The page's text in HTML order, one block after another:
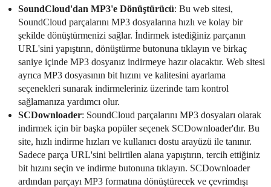
SoundCloud'dan MP3'e Dönüştürücü: Bu web sitesi,
SoundCloud parçalarını MP3 dosyalarına hızlı ve kolay bir
şekilde dönüştürmenizi sağlar. İndirmek istediğiniz parçanın
URL'sini yapıştırın, dönüştürme butonuna tıklayın ve birkaç
saniye içinde MP3 dosyanız indirmeye hazır olacaktır. Web sitesi
ayrıca MP3 dosyasının bit hızını ve kalitesini ayarlama
seçenekleri sunarak indirmeleriniz üzerinde tam kontrol
sağlamanıza yardımcı olur.
SCDownloader: SoundCloud parçalarını MP3 dosyaları olarak
indirmek için bir başka popüler seçenek SCDownloader'dır. Bu
site, hızlı indirme hızları ve kullanıcı dostu arayüzü ile tanınır.
Sadece parça URL'sini belirtilen alana yapıştırın, tercih ettiğiniz
bit hızını seçin ve indirme butonuna tıklayın. SCDownloader
ardından parçayı MP3 formatına dönüştürecek ve çevrimdışı